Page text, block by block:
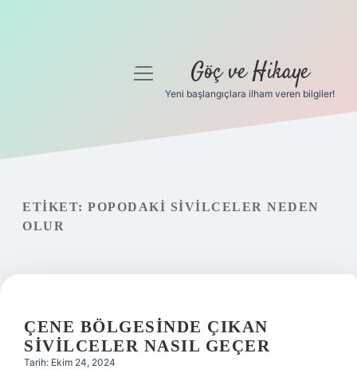
Gizlilik Politikası
Hakkımızda
menüyü
Göç ve Hikaye
Yeni başlangıçlara ilham veren bilgiler!
ETIKET: POPODAKI SIVILCELER NEDEN
OLUR
ÇENE BÖLGESINDE ÇIKAN
SIVILCELER NASIL GEÇER
Tarih: Ekim 24, 2024